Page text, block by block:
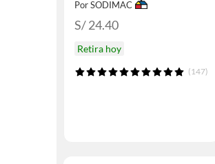
Por SODIMAC
S/ 24.40
Retira hoy
(147)